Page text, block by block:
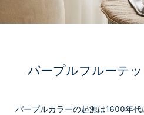
パープルフルーテ
パープルカラーの起源は1600年